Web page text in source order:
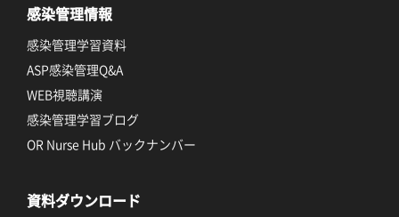
感染管理情報
感染管理学習資料
ASP感染管理Q&A
WEB視聴講演
感染管理学習ブログ
OR Nurse Hub バックナンバー
資料ダウンロード